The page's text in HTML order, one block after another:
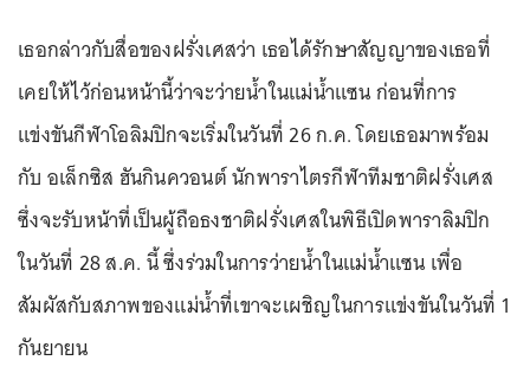
เธอกล่าวกับสื่อของฝรั่งเศสว่า เธอได้รักษาสัญญาของเธอที่
เคยให้ไว้ก่อนหน้านี้ว่าจะว่ายน้ำในแม่น้ำแซน ก่อนที่การ
แข่งขันกีฬาโอลิมปิกจะเริ่มในวันที่ 26 ก.ค. โดยเธอมาพร้อม
กับ อเล็กซิส ฮันกินควอนต์ นักพาราไตรกีฬาทีมชาติฝรั่งเศส
ซึ่งจะรับหน้าที่เป็นผู้ถือธงชาติฝรั่งเศสในพิธีเปิดพาราลิมปิก
ในวันที่ 28 ส.ค. นี้ ซึ่งร่วมในการว่ายน้ำในแม่น้ำแซน เพื่อ
สัมผัสกับสภาพของแม่น้ำที่เขาจะเผชิญในการแข่งขันในวันที่ 1
กันยายน